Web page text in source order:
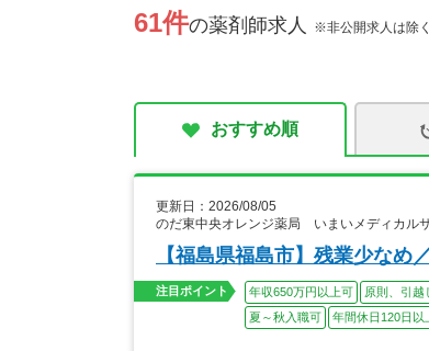
61件の薬剤師求人 ※非公開求人は除く
おすすめ順
更新日：2026/08/05
のだ東中央オレンジ薬局 いまいメディカル
【福島県福島市】残業少なめ
注目ポイント 年収650万円以上可 原則、引越
夏～秋入職可
年間休日120日以